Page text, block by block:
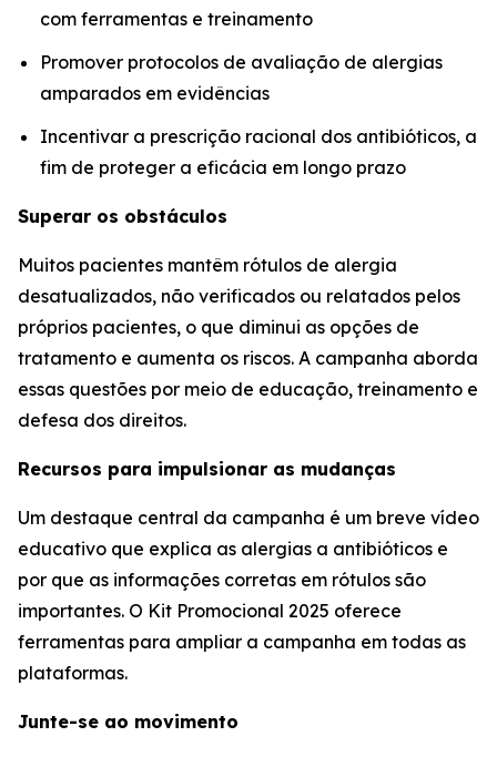
com ferramentas e treinamento
Promover protocolos de avaliação de alergias
amparados em evidências
Incentivar a prescrição racional dos antibióticos, a
fim de proteger a eficácia em longo prazo
Superar os obstáculos
Muitos pacientes mantêm rótulos de alergia
desatualizados, não verificados ou relatados pelos
próprios pacientes, o que diminui as opções de
tratamento e aumenta os riscos. A campanha aborda
essas questões por meio de educação, treinamento e
defesa dos direitos.
Recursos para impulsionar as mudanças
Um destaque central da campanha é um breve vídeo
educativo que explica as alergias a antibióticos e
por que as informações corretas em rótulos são
importantes. O Kit Promocional 2025 oferece
ferramentas para ampliar a campanha em todas as
plataformas.
Junte-se ao movimento